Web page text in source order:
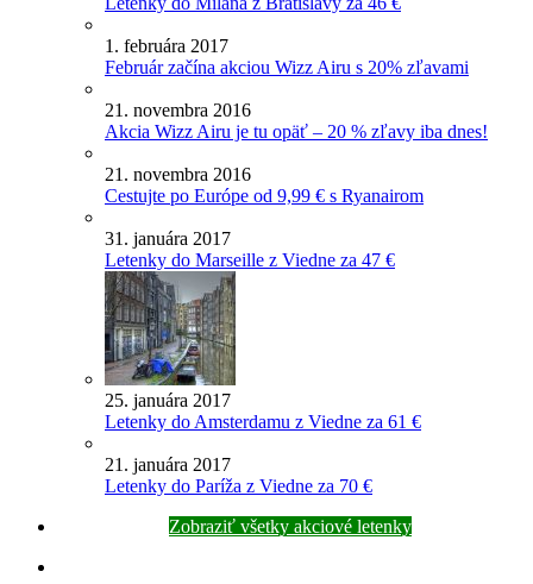
1. februára 2017
Február začína akciou Wizz Airu s 20% zľavami
21. novembra 2016
Akcia Wizz Airu je tu opäť – 20 % zľavy iba dnes!
21. novembra 2016
Cestujte po Európe od 9,99 € s Ryanairom
31. januára 2017
Letenky do Marseille z Viedne za 47 €
25. januára 2017
Letenky do Amsterdamu z Viedne za 61 €
21. januára 2017
Letenky do Paríža z Viedne za 70 €
Zobraziť všetky akciové letenky